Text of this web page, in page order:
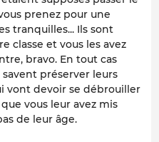
prenez pour une
tranquilles... Ils sont
classe et vous les avez
bravo. En tout cas
préserver leurs
vont devoir se débrouiller
vous leur avez mis
de leur âge.